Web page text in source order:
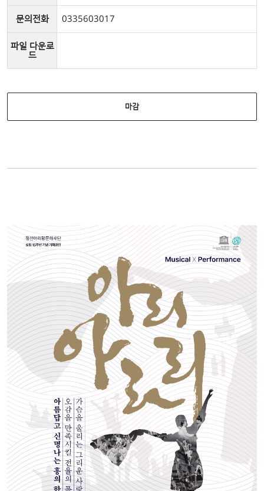
문의전화 0335603017
파일 다운로
드
마감